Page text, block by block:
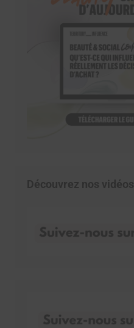
Découvrez nos vidéos